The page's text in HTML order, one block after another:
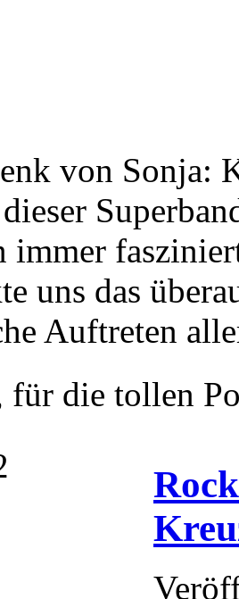
von Sonja:
immer
uns das
Auftreten
für die tollen